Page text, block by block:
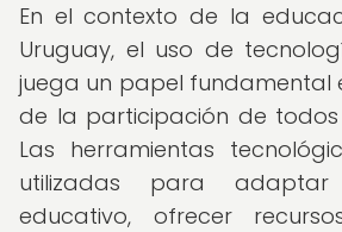
En el contexto de la
Uruguay, el uso de
juega un papel fundamental
de la participación de todos
Las herramientas
utilizadas para
educativo, ofrecer